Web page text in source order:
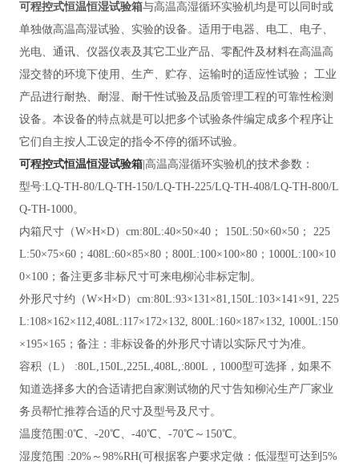
可程控式恒温恒湿试验箱与高温高湿循环实验机均是可以同时或
单独做高温高湿试验、实验的设备。适用于电器、电工、电子、
光电、通讯、仪器仪表及其它工业产品、零配件及材料在高温高
湿交替的环境下使用、生产、贮存、运输时的适应性试验；
工业
产品进行耐热、耐湿、耐干性试验及品质管理工程的可靠性检测
设备。本设备的特点就是可以把多个试验条件编定成多个程序让
它们自主按人工设定的指令不停的循环试验。
可程控式恒温恒湿试验箱|高温高湿循环实验机的技术参数：
型号:LQ-TH-80/LQ-TH-150/LQ-TH-225/LQ-TH-408/LQ-TH-800/L
Q-TH-1000。
内箱尺寸（W×H×D）cm:80L:40×50×40； 150L:50×60×50； 225
L:50×75×60；408L:60×85×80；800L:100×100×80；1000L:100×10
0×100；备注更多非标尺寸可来电柳沁非标定制。
外形尺寸约（W×H×D）cm:80L:93×131×81,150L:103×141×91, 225
L:108×162×112,408L:117×172×132, 800L:160×187×132, 1000L:150
×195×165；备注：非标设备的外形尺寸请以实际尺寸为准。
容积（L） :80L,150L,225L,408L,:800L，1000型可选择，如果不
知道选择多大的合适请把自家测试物的尺寸告知柳沁生产厂家业
务员帮忙推荐合适的尺寸及型号及尺寸。
温度笵围 :0℃、-20℃、-40℃、-70℃～150℃。
湿度笵围 :20%～98%RH(可根据客户要求定做：低湿型可达到5%